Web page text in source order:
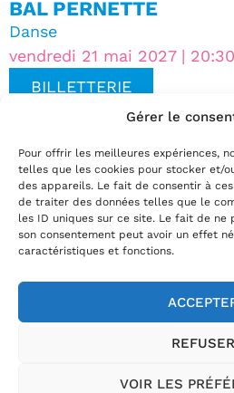
Gérer le
Pour offrir les meilleures expériences,
telles que les cookies pour stocker et/
des appareils. Le fait de consentir à
de traiter des données telles que le
les ID uniques sur ce site. Le fait de ne
son consentement peut avoir un effet
caractéristiques et fonctions.
REFUSER
VOIR LES
vendredi 21 mai 2027 | 20:30
BAL PERNETTE
Danse
BILLETTERIE
mardi 25 mai 2027 | 19:00
JE SUIS TROP VERT
Théâtre
BILLETTERIE
02.35.29.22.81
du mardi au
Théâtre Le Passage, 54 rue Jules